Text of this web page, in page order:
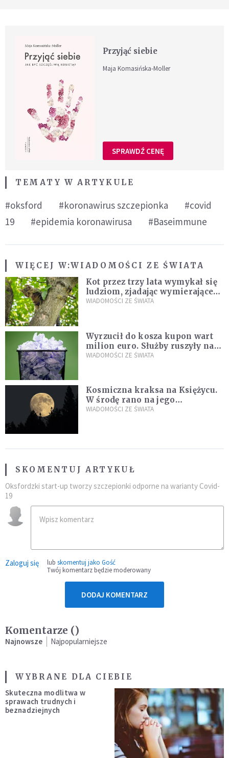
Przyjąć siebie
Maja Komasińska-Moller
SPRAWDŹ CENĘ
TEMATY W ARTYKULE
#oksford #koronawirus szczepionka
#covid
19
#epidemia koronawirusa #Baseimmune
WIĘCEJ W:WIADOMOŚCI ZE ŚWIATA
Kot przez trzy lata wymykał się
ludziom, zjadając wymierające
kaczki. W końcu popełnił
WIADOMOŚCI ZE ŚWIATA
Wyrzucił do kosza kupon wart
milion euro. Służby ruszyły na
poszukiwania
WIADOMOŚCI ZE ŚWIATA
Kosmiczna kraksa na Księżycu.
W środę rano na jego
powierzchni dojdzie do
WIADOMOŚCI ZE ŚWIATA
SKOMENTUJ ARTYKUŁ
Oksfordzki start-up tworzy szczepionki odporne na warianty Covid-
19
Zaloguj się lub skomentuj jako Gość
Twój komentarz będzie moderowany
DODAJ KOMENTARZ
Komentarze ()
Najnowsze Najpopularniejsze
WYBRANE DLA CIEBIE
Skuteczna modlitwa w
sprawach trudnych i
beznadziejnych